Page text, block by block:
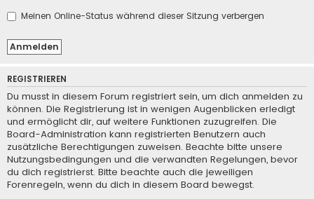
Meinen Online-Status während dieser Sitzung verbergen
REGISTRIEREN
Du musst in diesem Forum registriert sein, um dich anmelden zu
können. Die Registrierung ist in wenigen Augenblicken erledigt
und ermöglicht dir, auf weitere Funktionen zuzugreifen. Die
Board-Administration kann registrierten Benutzern auch
zusätzliche Berechtigungen zuweisen. Beachte bitte unsere
Nutzungsbedingungen und die verwandten Regelungen, bevor
du dich registrierst. Bitte beachte auch die jeweiligen
Forenregeln, wenn du dich in diesem Board bewegst.